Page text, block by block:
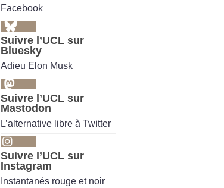
Facebook
Suivre l’UCL sur
Bluesky
Adieu Elon Musk
Suivre l’UCL sur
Mastodon
L’alternative libre à Twitter
Suivre l’UCL sur
Instagram
Instantanés rouge et noir